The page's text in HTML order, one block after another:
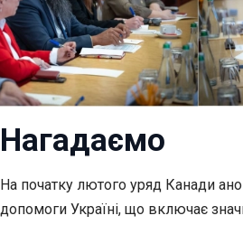
Нагадаємо
На початку лютого уряд Канади
допомоги Україні, що включає